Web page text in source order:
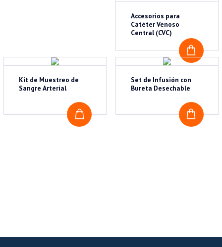
Accesorios para
Catéter Venoso
Central (CVC)
COTIZAR
Kit de Muestreo de
Sangre Arterial
Set de Infusión con
Bureta Desechable